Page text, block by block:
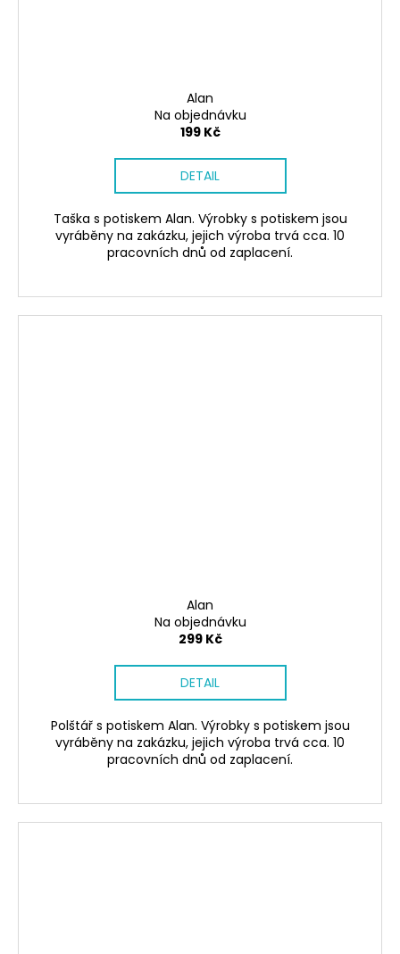
Alan
Na objednávku
199 Kč
DETAIL
Taška s potiskem Alan. Výrobky s potiskem jsou
vyráběny na zakázku, jejich výroba trvá cca. 10
pracovních dnů od zaplacení.
Alan
Na objednávku
299 Kč
DETAIL
Polštář s potiskem Alan. Výrobky s potiskem jsou
vyráběny na zakázku, jejich výroba trvá cca. 10
pracovních dnů od zaplacení.